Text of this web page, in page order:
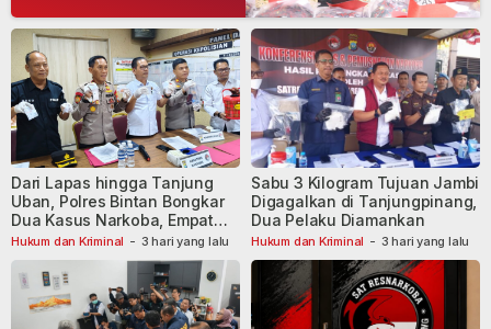
Hukum dan Kriminal - 3 hari yang lalu
Dari Lapas hingga Tanjung
Uban, Polres Bintan Bongkar
Dua Kasus Narkoba, Empat
Tersangka Dibekuk
Hukum dan Kriminal - 3 hari yang lalu
Sabu 3 Kilogram Tujuan Jambi
Digagalkan di Tanjungpinang,
Dua Pelaku Diamankan